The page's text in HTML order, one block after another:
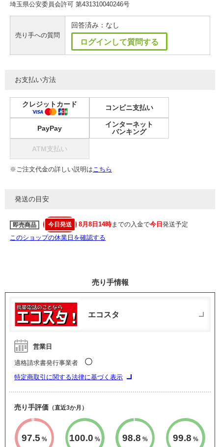
埼玉県公安委員会許可 第431310040246号
売り手への質問
回答済み：なし
ログインして質問する
お支払い方法
クレジットカード コンビニ支払い
PayPay
インターネット
バンキング
ATM支払い
※ご注文代金の詳しい説明はこちら
発送の目安
即売商品 今日発送 8月8日14時までの入金で今日 発送予定
このショップの休業日を確認する
売り手情報
エコスタ
営業日
適格請求書発行事業者 〇
特定商取引に関する法律に基づく表示
売り手評価 （直近3か月）
97.5 % 100.0 % 98.8 % 99.8 %